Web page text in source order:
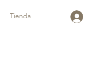
Tienda